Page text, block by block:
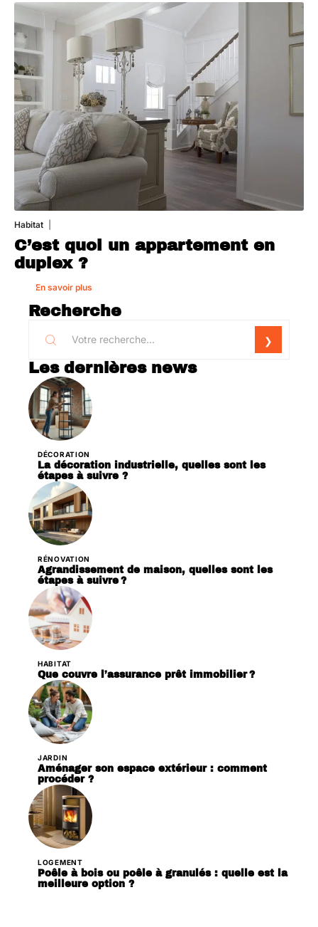
Habitat
C’est quoi un appartement en
duplex ?
En savoir plus
Recherche
Les dernières news
DÉCORATION
La décoration industrielle, quelles sont les
étapes à suivre ?
RÉNOVATION
Agrandissement de maison, quelles sont les
étapes à suivre ?
HABITAT
Que couvre l’assurance prêt immobilier ?
JARDIN
Aménager son espace extérieur : comment
procéder ?
LOGEMENT
Poêle à bois ou poêle à granulés : quelle est la
meilleure option ?